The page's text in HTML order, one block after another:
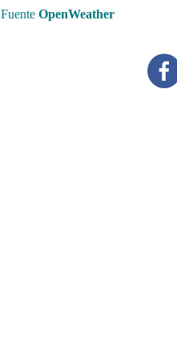
Fuente OpenWeather